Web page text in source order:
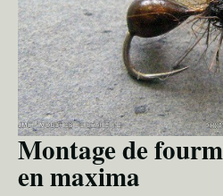
Montage de
en maxima